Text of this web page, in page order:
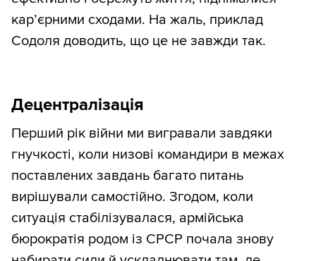
кар’єрними сходами. На жаль, приклад
Содоля доводить, що це не завжди так.
Децентралізація
Перший рік війни ми вигравали завдяки
гнучкості, коли низові командири в межах
поставлених завдань багато питань
вирішували самостійно. Згодом, коли
ситуація стабілізувалася, армійська
бюрократія родом із СРСР почала знову